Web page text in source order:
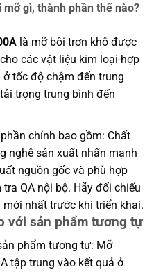
gì, thành phần thế nào?
là mỡ bôi trơn khô được
các vật liệu kim loại-hợp
tốc độ chậm đến trung
trọng trung bình đến
chính bao gồm: Chất
nghệ sản xuất nhấn mạnh
nguồn gốc và phù hợp
QA nội bộ. Hãy đối chiếu
mới nhất trước khi triển khai.
với sản phẩm tương tự
phẩm tương tự: Mỡ
tập trung vào kết quả ở